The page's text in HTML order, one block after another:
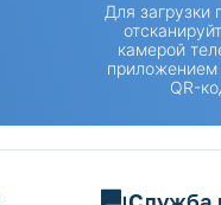
Для загрузки
камерой
приложением
QR-